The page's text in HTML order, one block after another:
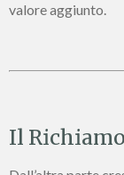
valore aggiunto.
Il